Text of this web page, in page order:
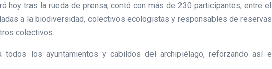
hoy tras la rueda de prensa, contó con más de 230 participantes, entre
a la biodiversidad, colectivos ecologistas y responsables de
colectivos.
los ayuntamientos y cabildos del archipiélago, reforzando así